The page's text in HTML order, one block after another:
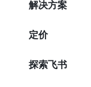
解决方案
定价
探索飞书